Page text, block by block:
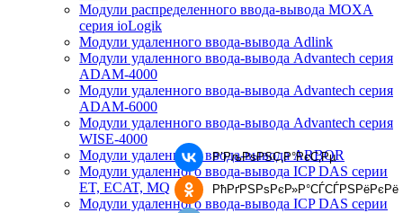
Модули распределенного ввода-вывода MOXA
серия ioLogik
Модули удаленного ввода-вывода Adlink
Модули удаленного ввода-вывода Advantech серия
ADAM-4000
Модули удаленного ввода-вывода Advantech серия
ADAM-6000
Модули удаленного ввода-вывода Advantech серия
WISE-4000
Модули удаленного ввода-вывода ARBOR
Модули удаленного ввода-вывода ICP DAS серии
ET, ECAT, MQ
Модули удаленного ввода-вывода ICP DAS серии
Р’РљРѕРЅС‚Р°РєС‚Рµ
РћРґРЅРѕРєР»Р°СЃСЃРЅРёРєРё